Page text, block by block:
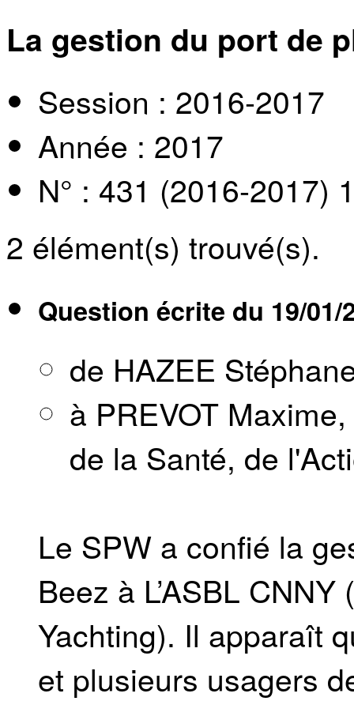
La gestion du port de
Session : 2016-2017
Année : 2017
N° : 431 (2016-2017)
2 élément(s) trouvé(s).
Question écrite du 19/01/
de HAZEE
à PREVOT
de la Santé, de
Le SPW a confié la
Beez à L’ASBL
Yachting). Il apparaît
et plusieurs usagers